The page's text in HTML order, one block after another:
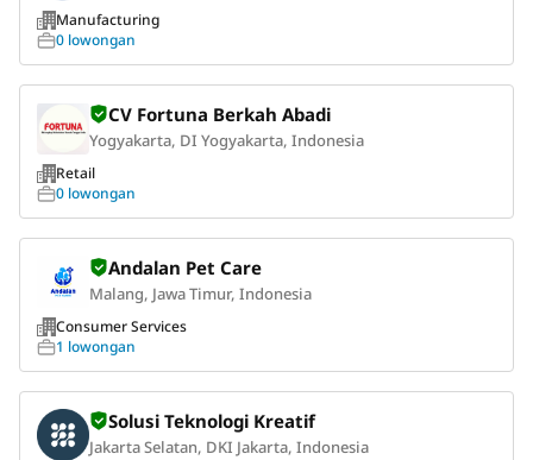
Manufacturing
0 lowongan
CV Fortuna Berkah Abadi
Yogyakarta, DI Yogyakarta, Indonesia
Retail
0 lowongan
Andalan Pet Care
Malang, Jawa Timur, Indonesia
Consumer Services
1 lowongan
Solusi Teknologi Kreatif
Jakarta Selatan, DKI Jakarta, Indonesia